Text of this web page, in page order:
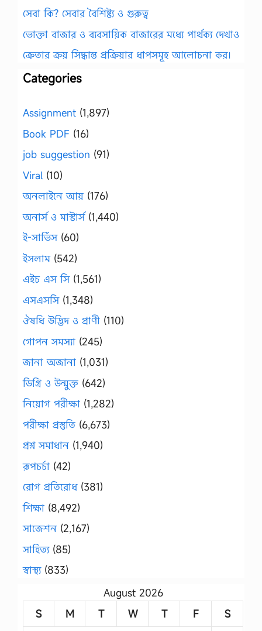
সেবা কি? সেবার বৈশিষ্ট্য ও গুরুত্ব
ভোক্তা বাজার ও ব্যবসায়িক বাজারের মধ্যে পার্থক্য দেখাও
ক্রেতার ক্রয় সিদ্ধান্ত প্রক্রিয়ার ধাপসমূহ আলোচনা কর।
Categories
Assignment (1,897)
Book PDF (16)
job suggestion (91)
Viral (10)
অনলাইনে আয় (176)
অনার্স ও মাস্টার্স(1,440)
ই-সার্ভিস(60)
ইসলাম(542)
এইচ এস সি(1,561)
এসএসসি(1,348)
ঔষধি উদ্ভিদ ও প্রাণী (110)
গোপন সমস্যা (245)
জানা অজানা (1,031)
ডিগ্রি ও উন্মুক্ত (642)
নিয়োগ পরীক্ষা (1,282)
পরীক্ষা প্রস্তুতি (6,673)
প্রশ্ন সমাধান (1,940)
রূপচর্চা (42)
রোগ প্রতিরোধ(381)
শিক্ষা (8,492)
সাজেশন (2,167)
সাহিত্য(85)
স্বাস্থ্য(833)
August 2026
S
M T W T F S